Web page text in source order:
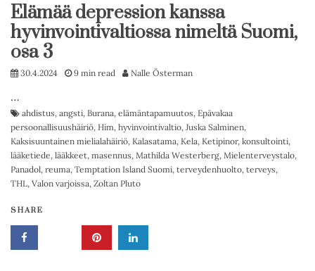
Elämää depression kanssa
hyvinvointivaltiossa nimeltä Suomi,
osa 3
30.4.2024 9 min read Nalle Österman
…
ahdistus, angsti, Burana, elämäntapamuutos, Epävakaa
persoonallisuushäiriö, Him, hyvinvointivaltio, Juska Salminen,
Kaksisuuntainen mielialahäiriö, Kalasatama, Kela, Ketipinor, konsultointi,
lääketiede, lääkkeet, masennus, Mathilda Westerberg, Mielenterveystalo,
Panadol, reuma, Temptation Island Suomi, terveydenhuolto, terveys,
THL, Valon varjoissa, Zoltan Pluto
SHARE